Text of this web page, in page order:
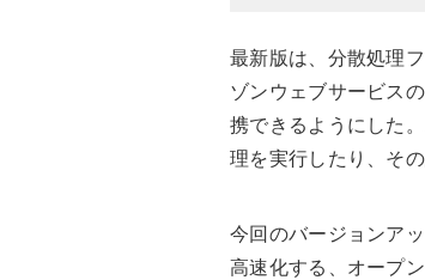
最新版は、分散処理
ゾンウェブサービス
携できるようにした
理を実行したり、そ
今回のバージョンア
高速化する、オープ